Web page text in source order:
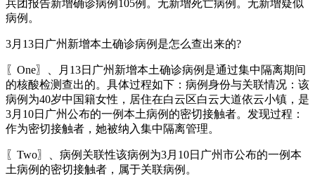
兵团报告新增确诊病例105例。无新增死亡病例。无新增疑似
病例。
3月13日广州新增本土确诊病例是怎么查出来的?
〖One〗、月13日广州新增本土确诊病例是通过集中隔离期间
的核酸检测查出的。具体过程如下：病例身份与关联情况：该
病例为40岁中国籍女性，居住在白云区白云大道依云小镇，是
3月10日广州公布的一例本土病例的密切接触者。发现过程：
作为密切接触者，她被纳入集中隔离管理。
〖Two〗、病例关联性该病例为3月10日广州市公布的一例本
土病例的密切接触者，属于关联病例。